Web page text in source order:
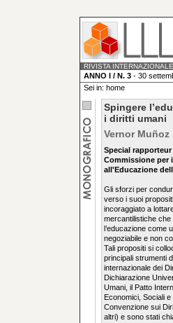
RIVISTA
ANNO I / N. 3 - 30
Sei in: home
Spingere
i diritti umani
Vernor Muñoz
Special rapporteur
Commissione per
all'Educazione
Gli sforzi per
verso i suoi
incoraggiato a
mercantilistiche che
l’educazione come
negoziabile e non
Tali propositi si
principali strumenti
internazionale dei
Dichiarazione
Umani, il Patto
Economici, Sociali e
Convenzione sui
altri) e sono stati